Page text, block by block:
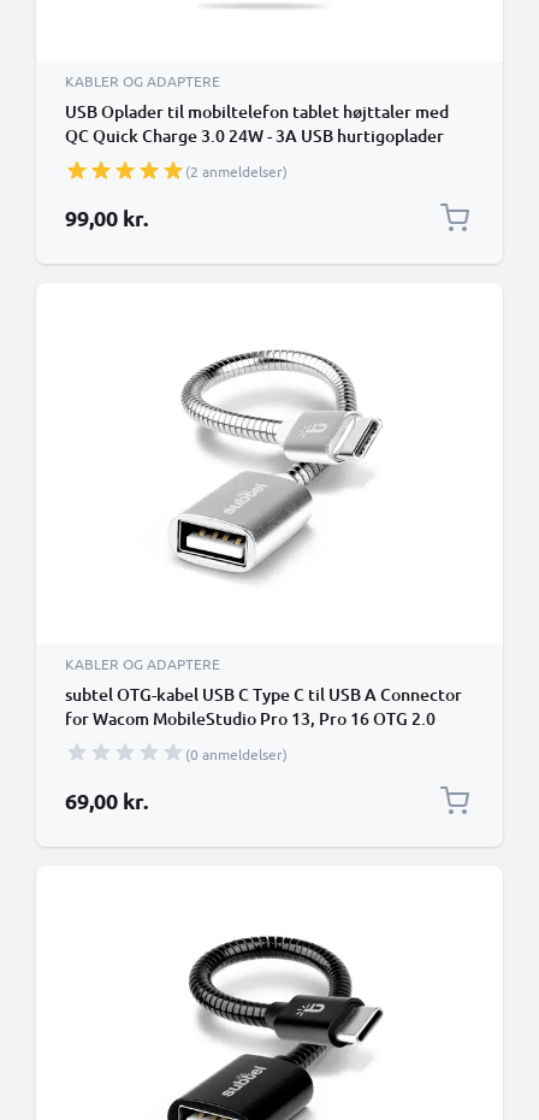
KABLER OG ADAPTERE
USB Oplader til mobiltelefon tablet højttaler med
QC Quick Charge 3.0 24W - 3A USB hurtigoplader
Strømstik til socket Opladningsadapter
(2 anmeldelser)
99,00 kr.
KABLER OG ADAPTERE
subtel OTG-kabel USB C Type C til USB A Connector
for Wacom MobileStudio Pro 13, Pro 16 OTG 2.0
Adapter
(0 anmeldelser)
69,00 kr.